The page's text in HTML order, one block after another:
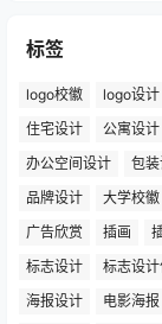
标签
logo校徽 logo设计
住宅设计
公寓设计
办公空间设计
包
品牌设计
大学校徽
广告欣赏
插画
标志设计
标志设计
海报设计
电影海报